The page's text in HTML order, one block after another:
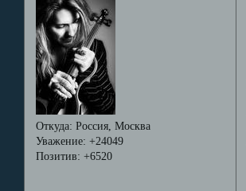
Откуда: Россия, Москва
Уважение: +24049
Позитив: +6520